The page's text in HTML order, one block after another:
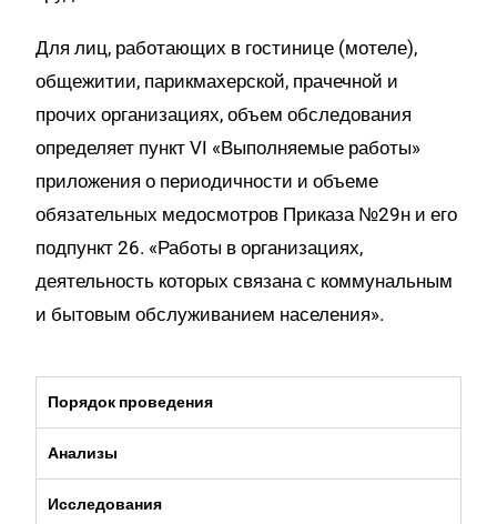
Для лиц, работающих в гостинице (мотеле),
общежитии, парикмахерской, прачечной и
прочих организациях, объем обследования
определяет пункт VI «Выполняемые работы»
приложения о периодичности и объеме
обязательных медосмотров Приказа №29н и его
подпункт 26. «Работы в организациях,
деятельность которых связана с коммунальным
и бытовым обслуживанием населения».
Порядок проведения
Анализы
Исследования